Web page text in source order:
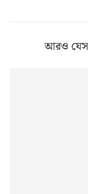
আরও